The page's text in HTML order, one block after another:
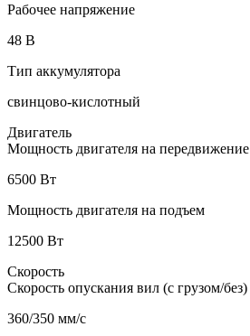
Рабочее напряжение
48 В
Тип аккумулятора
свинцово-кислотный
Двигатель
Мощность двигателя на передвижение
6500 Вт
Мощность двигателя на подъем
12500 Вт
Скорость
Скорость опускания вил (с грузом/без)
360/350 мм/с